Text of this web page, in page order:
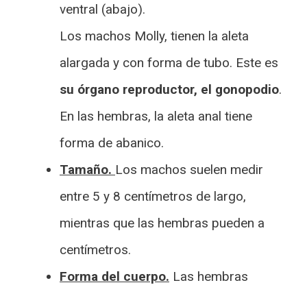
ventral (abajo).
Los machos Molly, tienen la aleta
alargada y con forma de tubo. Este es
su órgano reproductor, el gonopodio.
En las hembras, la aleta anal tiene
forma de abanico.
Tamaño. Los machos suelen medir
entre 5 y 8 centímetros de largo,
mientras que las hembras pueden a
centímetros.
Forma del cuerpo. Las hembras